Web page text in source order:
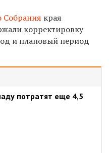
Собрания края
корректировку
и плановый период
потратят еще 4,5